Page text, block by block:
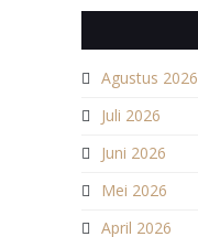
Agustus 2026
Juli 2026
Juni 2026
Mei 2026
April 2026